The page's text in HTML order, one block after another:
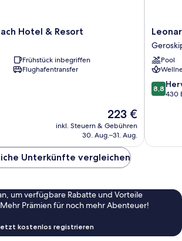
Hotel & Resort
Frühstück inbegriffen
Flughafentransfer
Der
Preis
beträgt
223 €
inkl. Steuern & Gebühren
30. Aug.–31. Aug.
Plaza
Cypria
Maris
Beach
Hotel
&
Pool
8.8
von
8,8
430
Unterkünfte vergleichen
um verfügbare Rabatte und Vorteile
Prämien für noch mehr Abenteuer!
kostenlos registrieren